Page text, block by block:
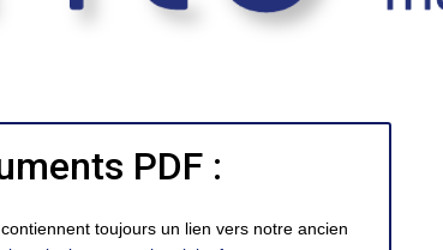
PDF :
toujours un lien vers notre ancien